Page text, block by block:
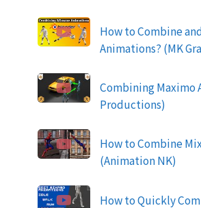
How to Combine
Animations? (MK
Combining Maximo
Productions)
How to Combine
(Animation NK)
How to Quickly